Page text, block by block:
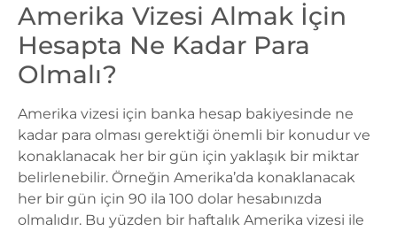
Amerika Vizesi Almak İçin
Hesapta Ne Kadar Para
Olmalı?
Amerika vizesi için banka hesap bakiyesinde ne
kadar para olması gerektiği önemli bir konudur ve
konaklanacak her bir gün için yaklaşık bir miktar
belirlenebilir. Örneğin Amerika’da konaklanacak
her bir gün için 90 ila 100 dolar hesabınızda
olmalıdır. Bu yüzden bir haftalık Amerika vizesi ile